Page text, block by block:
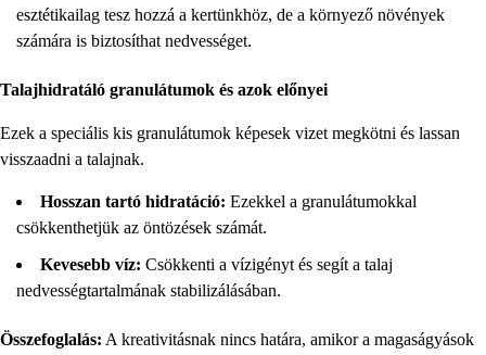
esztétikailag tesz hozzá a kertünkhöz, de a környező növények
számára is biztosíthat nedvességet.
Talajhidratáló granulátumok és azok előnyei
Ezek a speciális kis granulátumok képesek vizet megkötni és lassan
visszaadni a talajnak.
Hosszan tartó hidratáció: Ezekkel a granulátumokkal
csökkenthetjük az öntözések számát.
Kevesebb víz: Csökkenti a vízigényt és segít a talaj
nedvességtartalmának stabilizálásában.
Összefoglalás: A kreativitásnak nincs határa, amikor a magaságyások